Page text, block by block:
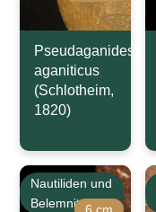
Pseudaganides
aganiticus
(Schlotheim,
1820)
Nautiliden und
Belemniten